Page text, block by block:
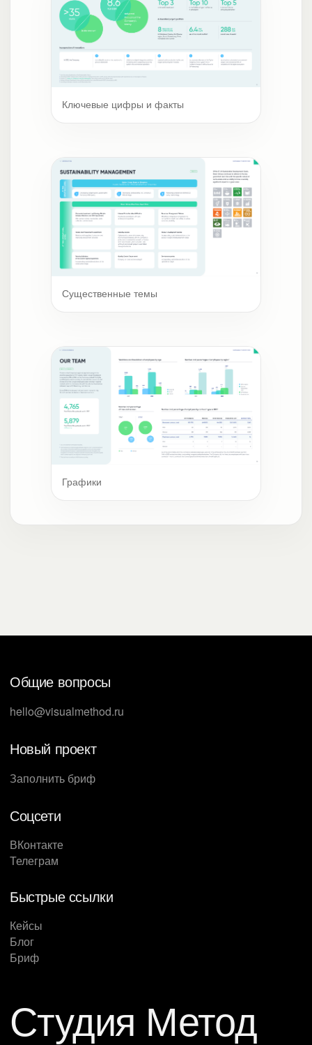
Ключевые цифры и факты
Существенные темы
Графики
Общие вопросы
hello@visualmethod.ru
Новый проект
Заполнить бриф
Соцсети
ВКонтакте
Телеграм
Быстрые ссылки
Кейсы
Блог
Бриф
Студия Метод